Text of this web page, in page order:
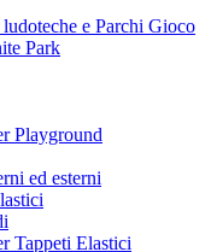
e Parchi Gioco
Park
Playground
ed esterni
Tappeti Elastici